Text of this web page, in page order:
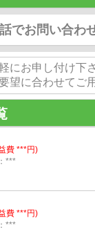
でお問い合わ
にお申し付け下
望に合わせてご
費 ***円)
***
費 ***円)
***